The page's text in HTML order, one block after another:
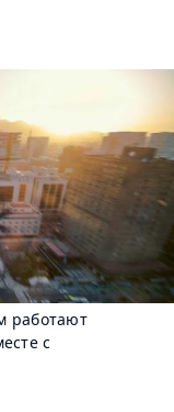
работают
с